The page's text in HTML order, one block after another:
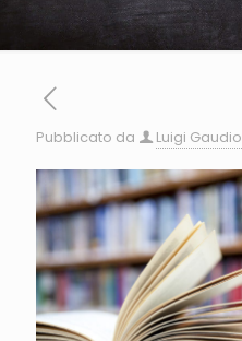
Pubblicato da Luigi Gaudio